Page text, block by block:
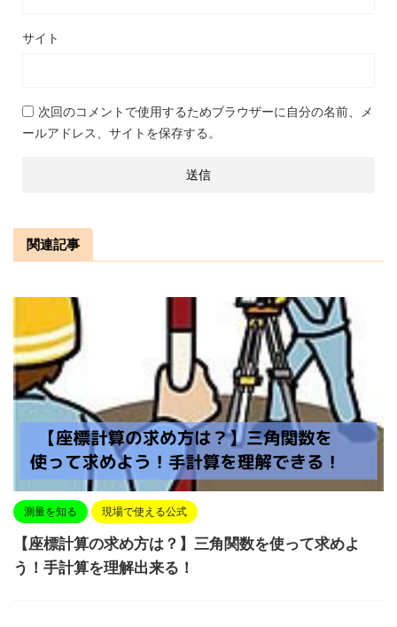
サイト
次回のコメントで使用するためブラウザーに自分の名前、メ
ールアドレス、サイトを保存する。
関連記事
測量を知る 現場で使える公式
【座標計算の求め方は？】三角関数を使って求めよ
う！手計算を理解出来る！